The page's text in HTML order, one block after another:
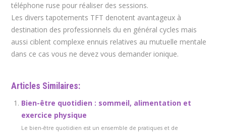
téléphone ruse pour réaliser des sessions.
Les divers tapotements TFT denotent avantageux à
destination des professionnels du en général cycles mais
aussi ciblent complexe ennuis relatives au mutuelle mentale
dans ce cas vous ne devez vous demander ionique.
Articles Similaires:
Bien-être quotidien : sommeil, alimentation et
exercice physique
Le bien-être quotidien est un ensemble de pratiques et de